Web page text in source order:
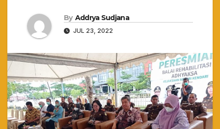
By Addrya Sudjana
JUL 23, 2022